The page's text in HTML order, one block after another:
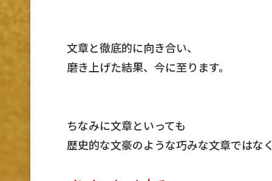
文章と徹底的に向き合い、
磨き上げた結果、今に至ります。
ちなみに文章といっても
歴史的な文豪のような巧みな文章ではな